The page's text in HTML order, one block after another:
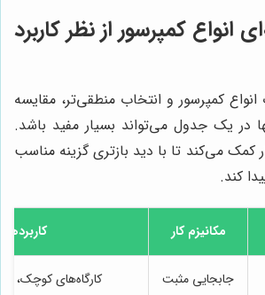
کمپرسور از نظر کاربرد
کمپرسور و انتخاب منطقی‌تر، مقایسه
در یک جدول می‌تواند بسیار مفید باشد.
کمک می‌کند تا با دید بازتری گزینه مناسب
کند.
مکانیزم کار
جابجایی مثبت کارگاه‌های کوچک،